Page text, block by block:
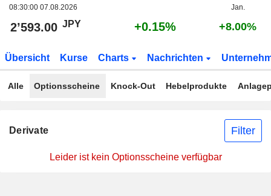
08:30:00 07.08.2026
Jan.
2’593.00 JPY +0.15% +8.00%
Übersicht Kurse Charts Nachrichten
Alle Optionsscheine Knock-Out Hebelprodukte
Derivate Filter
Leider ist kein Optionsscheine verfügbar